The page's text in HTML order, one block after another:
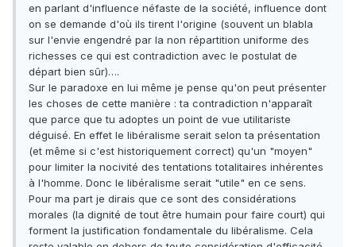
en parlant d'influence néfaste de la société, influence dont
on se demande d'où ils tirent l'origine (souvent un blabla
sur l'envie engendré par la non répartition uniforme des
richesses ce qui est contradiction avec le postulat de
départ bien sûr)….
Sur le paradoxe en lui même je pense qu'on peut présenter
les choses de cette manière : ta contradiction n'apparaît
que parce que tu adoptes un point de vue utilitariste
déguisé. En effet le libéralisme serait selon ta présentation
(et même si c'est historiquement correct) qu'un "moyen"
pour limiter la nocivité des tentations totalitaires inhérentes
à l'homme. Donc le libéralisme serait "utile" en ce sens.
Pour ma part je dirais que ce sont des considérations
morales (la dignité de tout être humain pour faire court) qui
forment la justification fondamentale du libéralisme. Cela